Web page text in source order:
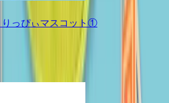
っぴぃマスコット①